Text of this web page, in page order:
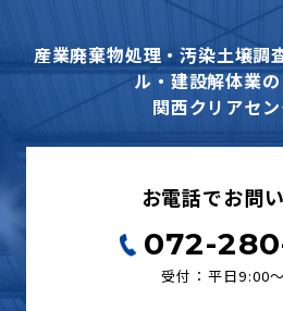
産業廃棄物処理・汚染土壌調
ル・建設解体業
関西クリアセ
お電話でお問
072-
受付：平日9:00